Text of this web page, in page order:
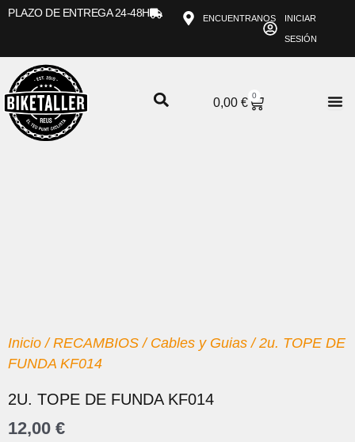
PLAZO DE ENTREGA 24-48H ENCUENTRANOS INICIAR
SESIÓN
0,00€
0
CARRITO
Inicio /RECAMBIOS / Cables y Guias / 2u. TOPE DE
FUNDA KF014
2U. TOPE DE FUNDA KF014
12,00 €